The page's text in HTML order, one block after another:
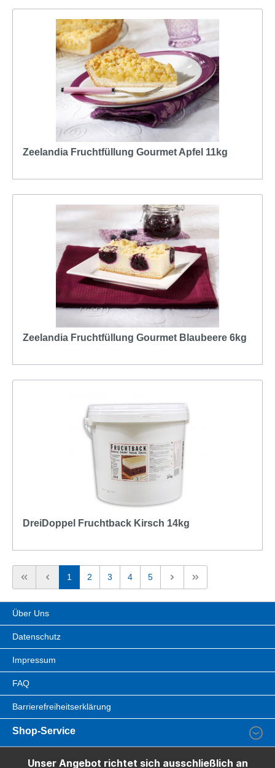
Zeelandia Fruchtfüllung Gourmet Apfel 11kg
Zeelandia Fruchtfüllung Gourmet Blaubeere 6kg
DreiDoppel Fruchtback Kirsch 14kg
1 2 3 4 5
Über Uns
Datenschutz
Impressum
FAQ
Barrierefreiheitserklärung
Shop-Service
Unser Angebot richtet sich ausschließlich an